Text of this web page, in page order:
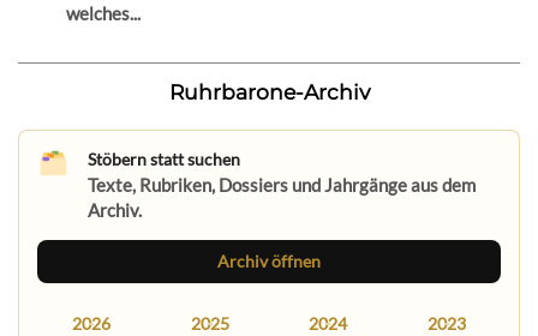
welches...
Ruhrbarone-Archiv
Stöbern statt suchen
Texte, Rubriken, Dossiers und Jahrgänge aus dem
Archiv.
Archiv öffnen
2026 2025 2024 2023